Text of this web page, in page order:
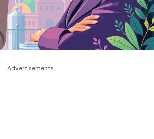
Advertisements